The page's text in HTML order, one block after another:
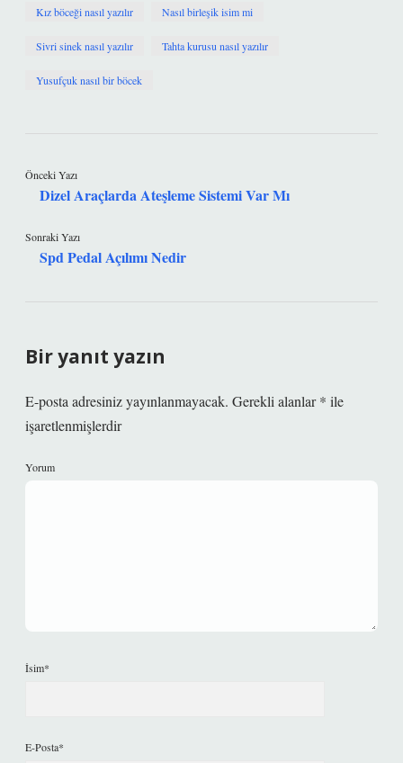
Kız böceği nasıl yazılır Nasıl birleşik isim mi
Sivri sinek nasıl yazılır Tahta kurusu nasıl yazılır
Yusufçuk nasıl bir böcek
Önceki Yazı
Dizel Araçlarda Ateşleme Sistemi Var Mı
Sonraki Yazı
Spd Pedal Açılımı Nedir
Bir yanıt yazın
E-posta adresiniz yayınlanmayacak. Gerekli alanlar* ile
işaretlenmişlerdir
Yorum
İsim*
E-Posta*